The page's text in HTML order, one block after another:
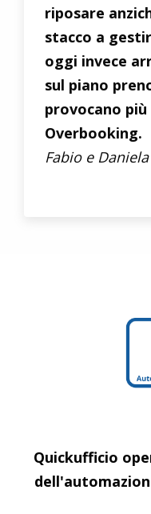
riposare
stacco a
oggi invece
sul piano
provocano
Overbooking.
Fabio e Daniela
Quickufficio